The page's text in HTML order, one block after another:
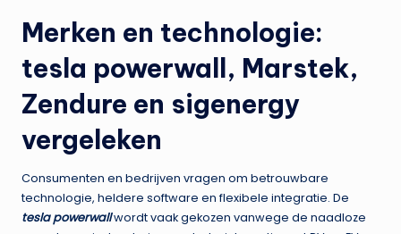
Merken en technologie:
tesla powerwall, Marstek,
Zendure en sigenergy
vergeleken
Consumenten en bedrijven vragen om betrouwbare
technologie, heldere software en flexibele integratie. De
tesla powerwallwordt vaak gekozen vanwege de naadloze